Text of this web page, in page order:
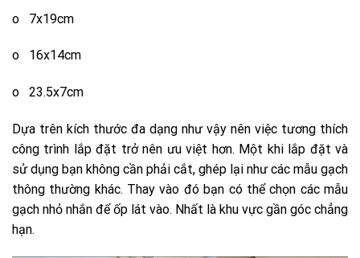
o 7x19cm
o 16x14cm
o 23.5x7cm
Dựa trên kích thước đa dạng như vậy nên việc tương thích
công trình lắp đặt trở nên ưu việt hơn. Một khi lắp đặt và
sử dụng bạn không cần phải cắt, ghép lại như các mẫu gạch
thông thường khác. Thay vào đó bạn có thể chọn các mẫu
gạch nhỏ nhắn để ốp lát vào. Nhất là khu vực gần góc chẳng
hạn.